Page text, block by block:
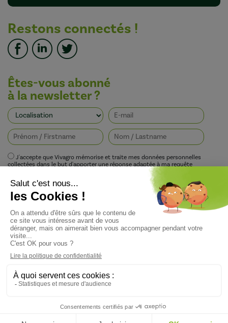
Restons connectés !
Êtes-vous abonné
à la newsletter ?
J'accepte que Vivagro mémorise et traite mes données personnelles
collectées dans le but d'apporter une réponse adaptée à ma requête
conformément à la politique de protection de la vie privée de Vivagro.
I agree that Vivagro stores and processes my personal data collected in order
to provide an appropriate response to my request in accordance with
Vivagro's privacy policy.
Copyright ©Vivagro — Conception du site : Agence Pixelus - Direction Artistique :